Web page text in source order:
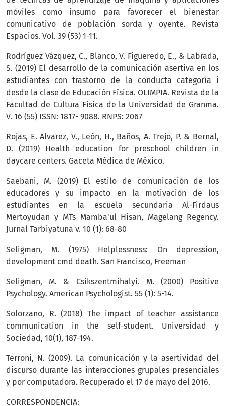
móviles como insumo para favorecer el bienestar
comunicativo de población sorda y oyente. Revista
Espacios. Vol. 39 (53) 1-11.
Rodríguez Vázquez, C., Blanco, V. Figueredo, E., & Labrada,
S. (2019) El desarrollo de la comunicación asertiva en los
estudiantes con trastorno de la conducta categoría i
desde la clase de Educación Física. OLIMPIA. Revista de la
Facultad de Cultura Física de la Universidad de Granma.
V. 16 (55) ISSN: 1817- 9088. RNPS: 2067
Rojas, E. Alvarez, V., León, H., Baños, A. Trejo, P. & Bernal,
D. (2019) Health education for preschool children in
daycare centers. Gaceta Médica de México.
Saebani, M. (2019) El estilo de comunicación de los
educadores y su impacto en la motivación de los
estudiantes en la escuela secundaria Al-Firdaus
Mertoyudan y MTs Mamba'ul Hisan, Magelang Regency.
Jurnal Tarbiyatuna v. 10 (1): 68-80
Seligman, M. (1975) Helplessness: On depression,
development cmd death. San Francisco, Freeman
Seligman, M. & Csikszentmihalyi. M. (2000) Positive
Psychology. American Psychologist. 55 (1): 5-14.
Solorzano, R. (2018) The impact of teacher assistance
communication in the self-student. Universidad y
Sociedad, 10(1), 187-194.
Terroni, N. (2009). La comunicación y la asertividad del
discurso durante las interacciones grupales presenciales
y por computadora. Recuperado el 17 de mayo del 2016.
CORRESPONDENCIA: